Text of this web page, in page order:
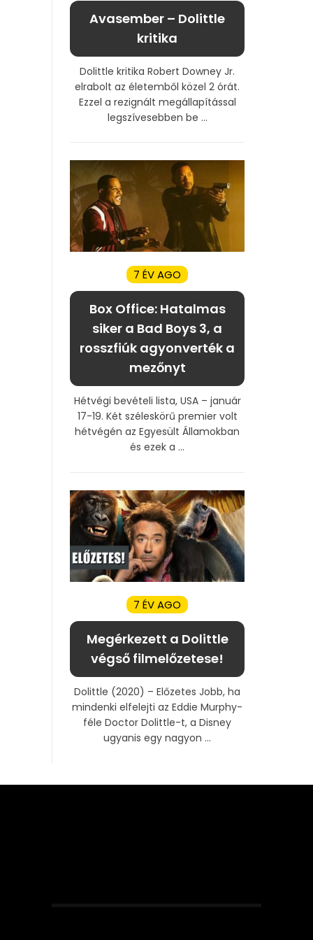
Avasember – Dolittle
kritika
Dolittle kritika Robert Downey Jr.
elrabolt az életemből közel 2 órát.
Ezzel a rezignált megállapítással
legszívesebben be ...
7 ÉV AGO
Box Office: Hatalmas
siker a Bad Boys 3, a
rosszfiúk agyonverték a
mezőnyt
Hétvégi bevételi lista, USA – január
17-19. Két széleskörű premier volt
hétvégén az Egyesült Államokban
és ezek a ...
7 ÉV AGO
Megérkezett a Dolittle
végső filmelőzetese!
Dolittle (2020) – Előzetes Jobb, ha
mindenki elfelejti az Eddie Murphy-
féle Doctor Dolittle-t, a Disney
ugyanis egy nagyon ...